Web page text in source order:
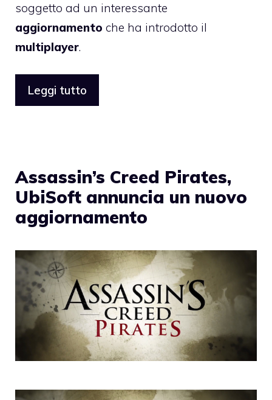
soggetto ad un interessante
aggiornamento che ha introdotto il
multiplayer.
Leggi tutto
Assassin’s Creed Pirates,
UbiSoft annuncia un nuovo
aggiornamento